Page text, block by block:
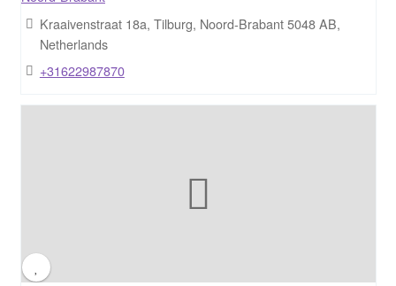
Kraaivenstraat 18a, Tilburg, Noord-Brabant 5048 AB,
Netherlands
+31622987870